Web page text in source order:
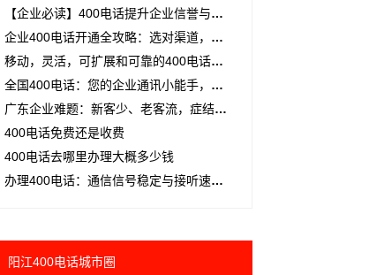
【企业必读】400电话提升企业信誉与服务效率
企业400电话开通全攻略：选对渠道，省心又高效
移动，灵活，可扩展和可靠的400电话系统解决方
全国400电话：您的企业通讯小能手，揭秘套餐资费的那些小秘密
广东企业难题：新客少、老客流，症结何在？
400电话免费还是收费
400电话去哪里办理大概多少钱
办理400电话：通信信号稳定与接听速度及时，企业无忧之选
阳江400电话城市圈